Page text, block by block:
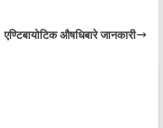
एण्टिबायोटिक औषधिबारे जानकारी